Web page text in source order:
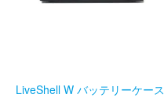
LiveShell W バッテリーケース